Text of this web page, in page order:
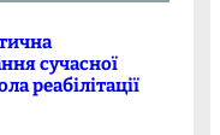
сучасної
реабілітації